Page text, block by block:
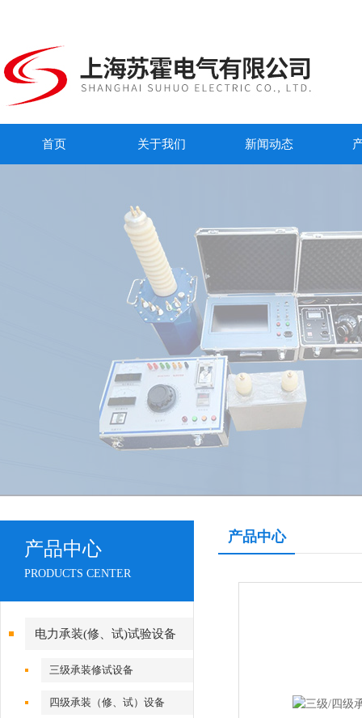
首页 关于我们 新闻动态
产品中心
PRODUCTS CENTER
电力承装(修、试)试验设备
三级承装修试设备
四级承装（修、试）设备
产品中心